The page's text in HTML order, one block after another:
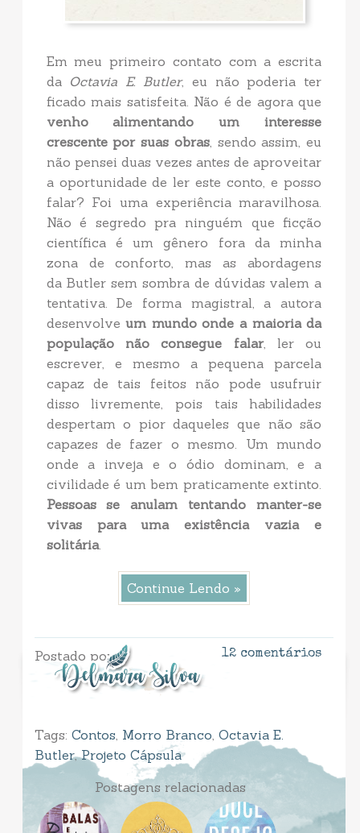
Em meu primeiro contato com a escrita
da Octavia E. Butler, eu não poderia ter
ficado mais satisfeita. Não é de agora que
venho alimentando um interesse
crescente por suas obras, sendo assim, eu
não pensei duas vezes antes de aproveitar
a oportunidade de ler este conto, e posso
falar? Foi uma experiência maravilhosa.
Não é segredo pra ninguém que ficção
científica é um gênero fora da minha
zona de conforto, mas as abordagens
da Butler sem sombra de dúvidas valem a
tentativa. De forma magistral, a autora
desenvolveum mundo onde a maioria da
população não consegue falar, ler ou
escrever, e mesmo a pequena parcela
capaz de tais feitos não pode usufruir
disso livremente, pois tais habilidades
despertam o pior daqueles que não são
capazes de fazer o mesmo. Um mundo
onde a inveja e o ódio dominam, e a
civilidade é um bem praticamente extinto.
Pessoas se anulam tentando manter-se
vivas para uma existência vazia e
solitária.
Continue Lendo »
Postado por 12 comentários
Tags: Contos, Morro Branco, Octavia E.
Butler,Projeto Cápsula
Postagens relacionadas